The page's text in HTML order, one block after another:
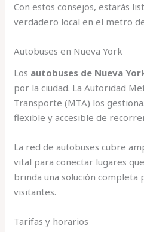
Con estos consejos, estarás
verdadero local en el metro
Autobuses en Nueva York
Los autobuses de Nueva
por la ciudad. La Autoridad
Transporte (MTA) los
flexible y accesible de
La red de autobuses cubre
vital para conectar lugares
brinda una solución completa
visitantes.
Tarifas y horarios